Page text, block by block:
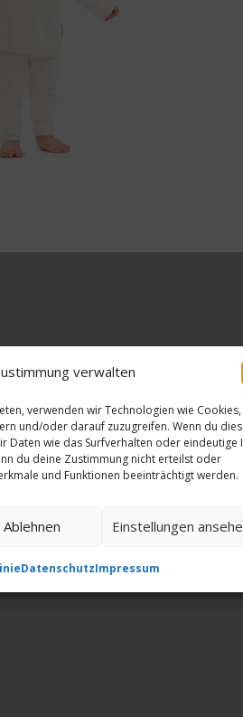
verwalten
verwenden wir Technologien wie Cookies,
und/oder darauf zuzugreifen. Wenn du
Daten wie das Surfverhalten oder eindeutige
du deine Zustimmung nicht erteilst oder
und Funktionen beeinträchtigt werden.
Ablehnen Einstellungen
DatenschutzImpressum